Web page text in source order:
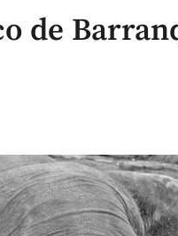
de